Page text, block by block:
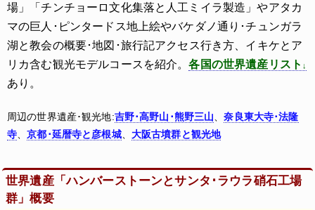
場」「チンチョーロ文化集落と人工ミイラ製造」やアタカ
マの巨人･ピンタードス地上絵やバケダノ通り･チュンガラ
湖と教会の概要･地図･旅行記アクセス行き方、イキケとア
リカ含む観光モデルコースを紹介。各国の世界遺産リスト
あり。
周辺の世界遺産･観光地:吉野･高野山･熊野三山 、奈良東大寺･法隆
寺 、京都･延暦寺と彦根城、 大阪古墳群と観光地
世界遺産「ハンバーストーンとサンタ･ラウラ硝石工場
群」概要